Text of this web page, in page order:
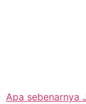
Apa sebenarnya